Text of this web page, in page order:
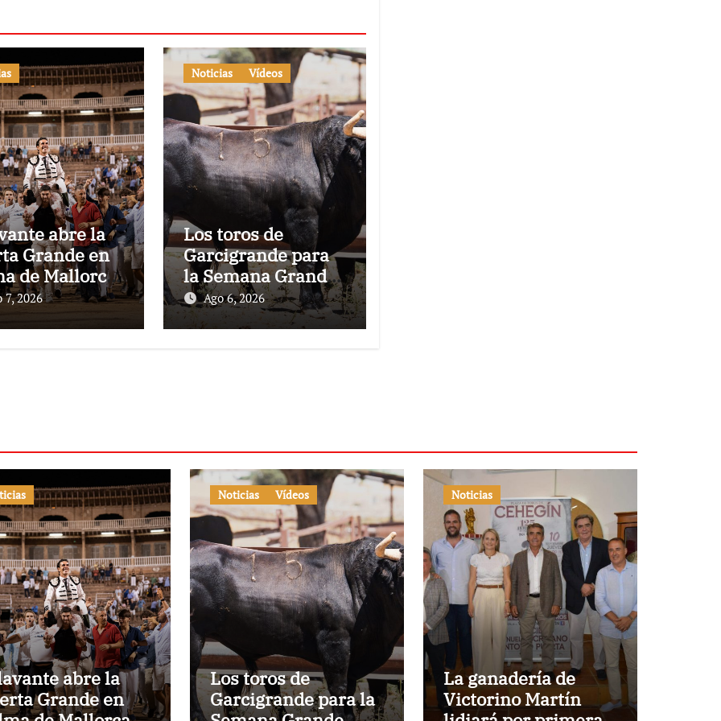
abre la
Grande en
de Mallorca
gran tarde
los Cuvillo
7, 2026
Noticias Vídeos
Los toros de
Garcigrande para
la Semana Grande
Donostiarra
Ago 6, 2026
abre la
Grande en
Noticias Vídeos
Los toros de
Garcigrande para la
Noticias
La ganadería de
Victorino Martín